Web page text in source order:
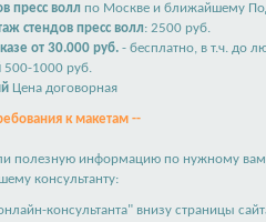
пресс волл по Москве и ближайшему
стендов пресс волл: 2500 руб.
от 30.000 руб. - бесплатно, в т.ч. до
500-1000 руб.
Цена договорная
к макетам --
полезную информацию по нужному вам
консультанту:
консультанта" внизу страницы